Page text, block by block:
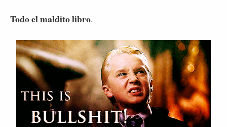
Todo el maldito libro.